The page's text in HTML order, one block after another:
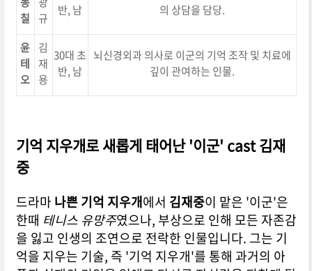
칠
규
반, 남
의 상담을 담당.
윤
테
오
김
재
용
30대 초
반, 남
뇌신경외과 의사로 이군의 기억 조작 및 치료에
깊이 관여하는 인물.
기억 지우개로 새롭게 태어난 '이군' cast 김재
중
드라마 나쁜 기억 지우개에서 김재중이 맡은 '이군'은
한때 테니스 유망주였으나, 부상으로 인해 모든 자존감
을 잃고 인생의 조연으로 전락한 인물입니다. 그는 기
억을 지우는 기술, 즉 '기억 지우개'를 통해 과거의 아